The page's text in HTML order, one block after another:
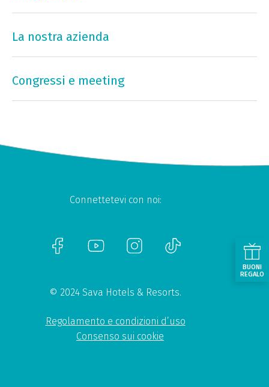
La nostra azienda
Congressi e meeting
Connettetevi con noi:
© 2024 Sava Hotels & Resorts.
Regolamento e condizioni d’uso
Consenso sui cookie
BUONI
REGALO